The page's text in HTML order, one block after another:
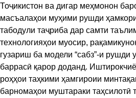
Тоҷикистон ва дигар меҳмонон
масъалаҳои муҳими рушди
табодули таҷриба дар самти
технологияҳои муосир,
гузариш ба модели “сабз”-и рушди
баррасӣ қарор доданд.
роҳҳои таҳкими ҳамгироии
барномаҳои муштараки таҳсилотӣ